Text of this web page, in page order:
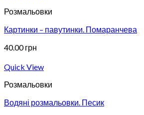
Розмальовки
Картинки – павутинки. Помаранчева
40.00грн
Quick View
Розмальовки
Водяні розмальовки. Песик